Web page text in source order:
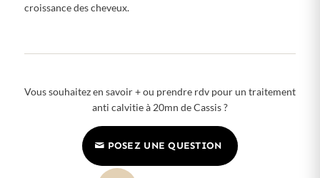
croissance des cheveux.
Vous souhaitez en savoir + ou prendre rdv pour un traitement
anti calvitie à 20mn de Cassis ?
POSEZ UNE QUESTION